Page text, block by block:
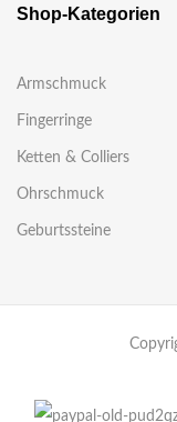
Shop-Kategorien
Armschmuck
Fingerringe
Ketten & Colliers
Ohrschmuck
Geburtssteine